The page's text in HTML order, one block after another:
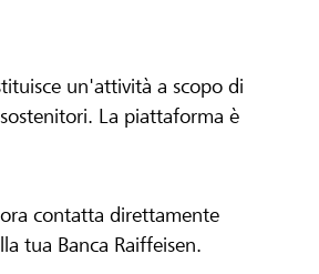
un'attività a scopo di
La piattaforma è
contatta direttamente
tua Banca Raiffeisen.